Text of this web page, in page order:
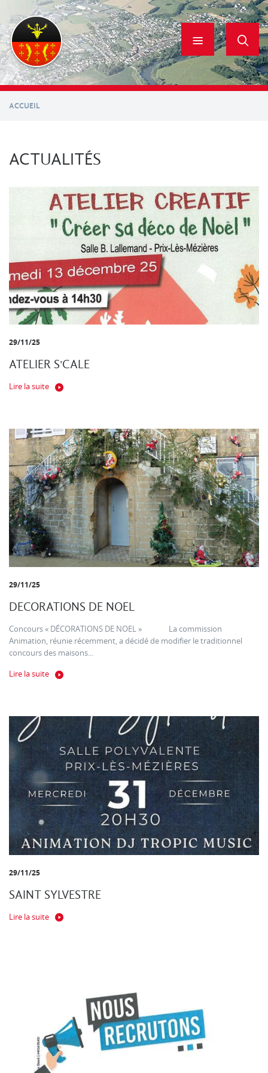
contenu
principal
ACCUEIL
ACTUALITÉS
29/11/25
ATELIER S'CALE
Lire la suite
29/11/25
DECORATIONS DE NOEL
Concours « DÉCORATIONS DE NOEL » La commission
Animation, réunie récemment, a décidé de modifier le traditionnel
concours des maisons...
Lire la suite
29/11/25
SAINT SYLVESTRE
Lire la suite